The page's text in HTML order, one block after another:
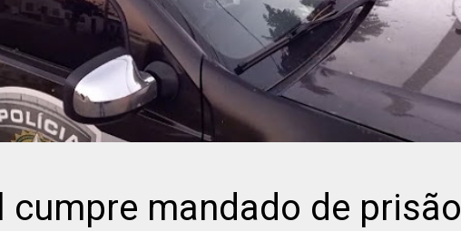
cumpre mandado de prisão